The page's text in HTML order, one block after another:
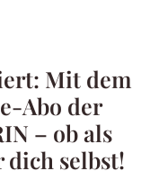
Mit dem
Abo der
– ob als
dich selbst!